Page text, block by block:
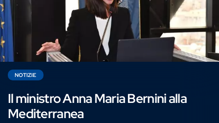
NOTIZIE
Il ministro Anna Maria Bernini alla
Mediterranea